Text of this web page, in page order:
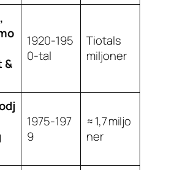
&
1920‑195
0‑tal
Tiotals
miljoner
1975‑197
9
≈ 1,7 miljo
ner